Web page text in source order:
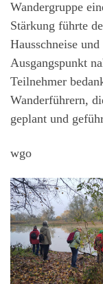
Wandergruppe
Stärkung führte
Hausschneise
Ausgangspunkt
Teilnehmer
Wanderführern,
geplant und
wgo